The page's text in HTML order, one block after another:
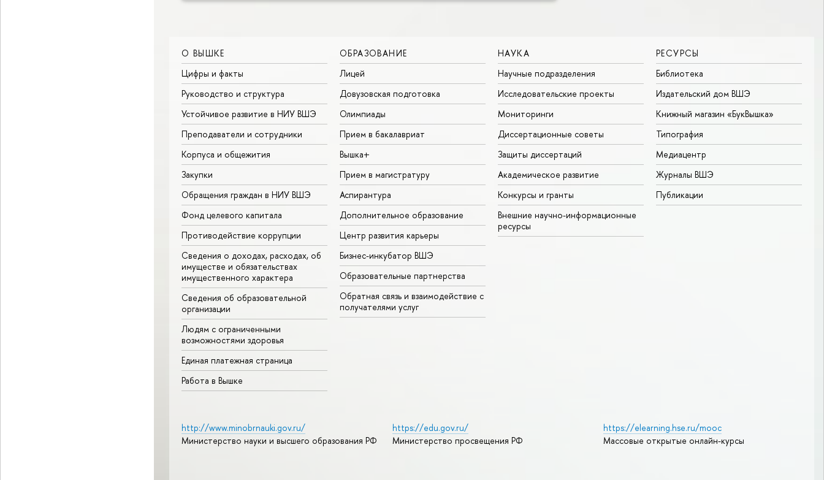
О ВЫШКЕ
Цифры и факты
Руководство и структура
Устойчивое развитие в НИУ ВШЭ
Преподаватели и сотрудники
Корпуса и общежития
Закупки
Обращения граждан в НИУ ВШЭ
Фонд целевого капитала
Противодействие коррупции
Сведения о доходах, расходах, об
имуществе и обязательствах
имущественного характера
Сведения об образовательной
организации
Людям с ограниченными
возможностями здоровья
Единая платежная страница
Работа в Вышке
ОБРАЗОВАНИЕ
Лицей
Довузовская подготовка
Олимпиады
Прием в бакалавриат
Вышка+
Прием в магистратуру
Аспирантура
Дополнительное образование
Центр развития карьеры
Бизнес-инкубатор ВШЭ
Образовательные партнерства
Обратная связь и взаимодействие с
получателями услуг
НАУКА
Научные подразделения
Исследовательские проекты
Мониторинги
Диссертационные советы
Защиты диссертаций
Академическое развитие
Конкурсы и гранты
Внешние научно-информационные
ресурсы
РЕСУРСЫ
Библиотека
Издательский дом ВШЭ
Книжный магазин «БукВышка»
Типография
Медиацентр
Журналы ВШЭ
Публикации
http://www.minobrnauki.gov.ru/
Министерство науки и высшего образования РФ
https://edu.gov.ru/
Министерство просвещения РФ
https://elearning.hse.ru/mooc
Массовые открытые онлайн-курсы